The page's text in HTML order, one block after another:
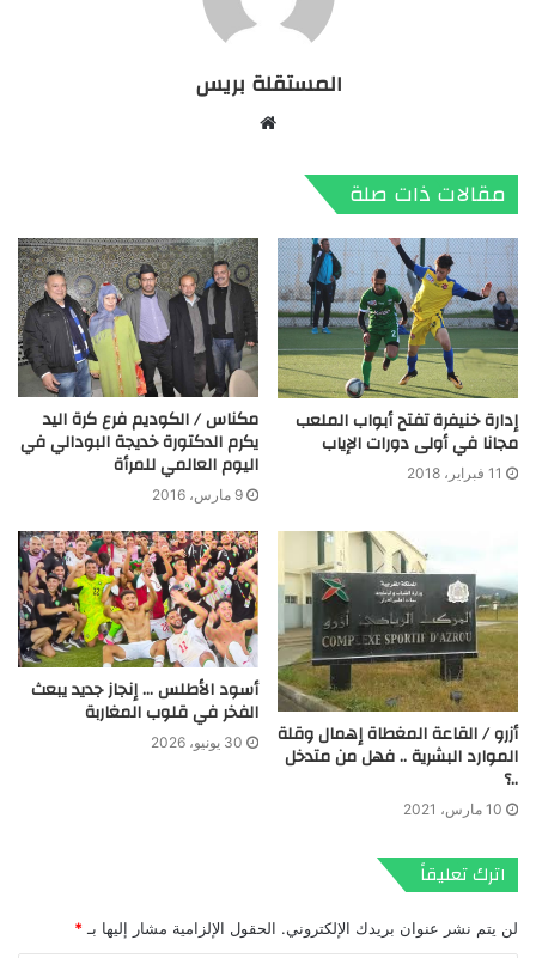
المستقلة بريس
مقالات ذات صلة
إدارة خنيفرة تفتح أبواب الملعب
مجانا في أولى دورات الإياب
11 فبراير، 2018
مكناس / الكوديم فرع كرة اليد
يكرم الدكتورة خديجة البودالي في
اليوم العالمي للمرأة
9 مارس، 2016
أزرو / القاعة المغطاة إهمال وقلة
الموارد البشرية .. فهل من متدخل
..؟
10 مارس، 2021
أسود الأطلس … إنجاز جديد يبعث
الفخر في قلوب المغاربة
30 يونيو، 2026
اترك تعليقاً
لن يتم نشر عنوان بريدك الإلكتروني. الحقول الإلزامية مشار إليها بـ *